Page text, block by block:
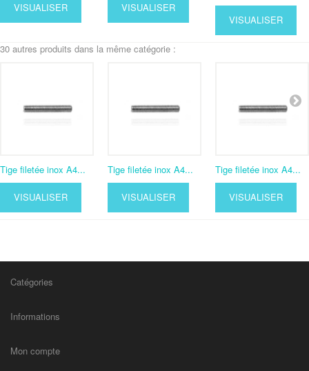
VISUALISER VISUALISER
VISUALISER
30 autres produits dans la même catégorie :
Tige filetée inox A4...
VISUALISER
Tige filetée inox A4...
VISUALISER
Tige filetée inox A4...
VISUALISER
Catégories
Informations
Mon compte